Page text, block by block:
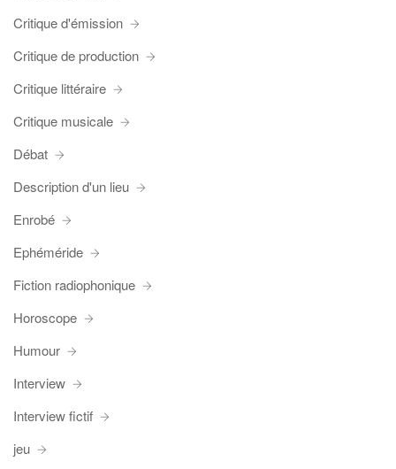
Critique d'émission
Critique de production
Critique littéraire
Critique musicale
Débat
Description d'un lieu
Enrobé
Ephéméride
Fiction radiophonique
Horoscope
Humour
Interview
Interview fictif
jeu